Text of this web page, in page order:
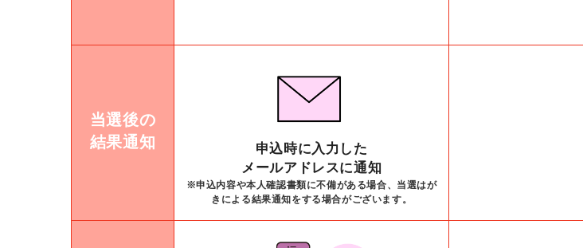
当選後の
結果通知
申込時に入力した
メールアドレスに通知
※申込内容や本人確認書類に不備がある場合、当選はが
きによる結果通知をする場合がございます。